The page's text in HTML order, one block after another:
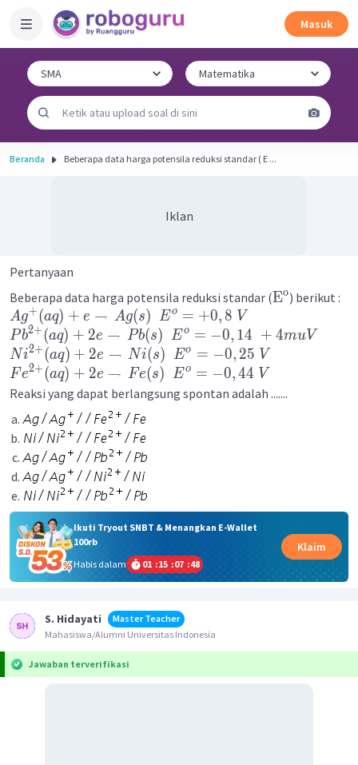
Masuk
Beranda Beberapa data harga potensila reduksi standar ( E ...
Iklan
Pertanyaan
Beberapa data harga potensila reduksi standar (Eo) berikut :
Ag+(aq) + e → Ag(s) Eo = +0, 8 V
Pb2+(aq) + 2e → Pb(s) Eo = −0, 14 + 4muV
Ni2+(aq) + 2e → Ni(s) Eo = −0, 25 V
F e2+(aq) + 2e → Fe(s) Eo = −0, 44 V
Reaksi yang dapat berlangsung spontan adalah .......
Ikuti Tryout SNBT & Menangkan E-Wallet
100rb
Habis dalam
01 :15 :07 :48
Klaim
S. Hidayati
Master Teacher
Mahasiswa/Alumni Universitas Indonesia
Jawaban terverifikasi